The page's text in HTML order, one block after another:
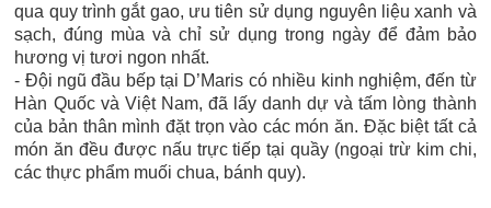
qua quy trình gắt gao, ưu tiên sử dụng nguyên liệu xanh và
sạch, đúng mùa và chỉ sử dụng trong ngày để đảm bảo
hương vị tươi ngon nhất.
- Đội ngũ đầu bếp tại D’Maris có nhiều kinh nghiệm, đến từ
Hàn Quốc và Việt Nam, đã lấy danh dự và tấm lòng thành
của bản thân mình đặt trọn vào các món ăn. Đặc biệt tất cả
món ăn đều được nấu trực tiếp tại quầy (ngoại trừ kim chi,
các thực phẩm muối chua, bánh quy).